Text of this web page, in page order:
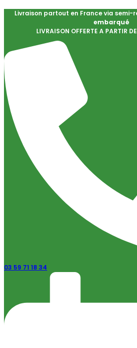
Livraison partout en France via semi-
embarqué
LIVRAISON OFFERTE A PARTIR
03 59 71 18 34